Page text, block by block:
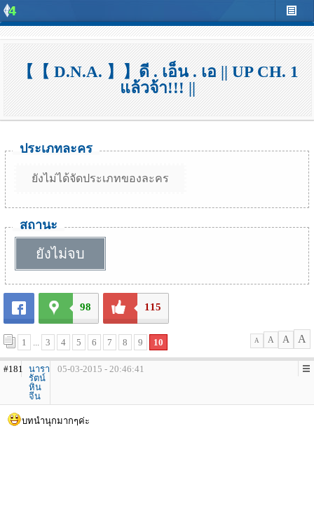
【【 D.N.A. 】】ดี . เอ็น . เอ || UP CH. 1
แล้วจ้า!!! ||
ประเภทละคร
ยังไม่ได้จัดประเภทของละคร
สถานะ
ยังไม่จบ
98 115
1 ... 3 4 5 6 7 8 9 10 A A A A
#181 นารา
รัตน์
หิน
จีน
05-03-2015 - 20:46:41
บทนำนุกมากๆค่ะ